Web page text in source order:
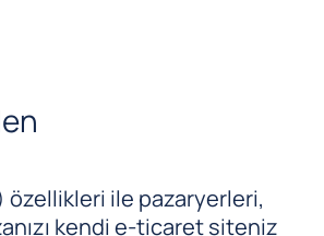
ile pazaryerleri,
kendi e-ticaret siteniz